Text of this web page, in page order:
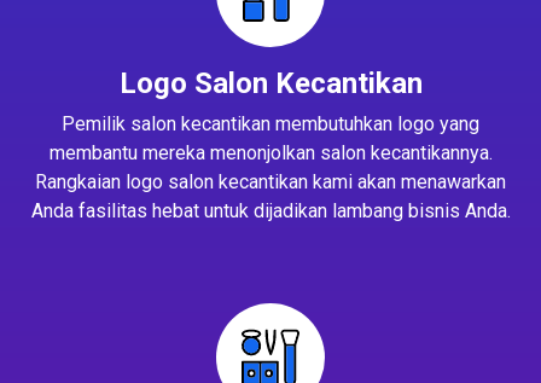
Logo Salon Kecantikan
Pemilik salon kecantikan membutuhkan logo yang
membantu mereka menonjolkan salon kecantikannya.
Rangkaian logo salon kecantikan kami akan menawarkan
Anda fasilitas hebat untuk dijadikan lambang bisnis Anda.